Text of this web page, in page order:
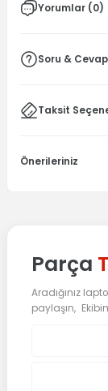
Yorumlar (0)
Soru & Cevap
Taksit
Önerileriniz
Parça
Aradığınız
paylaşın,